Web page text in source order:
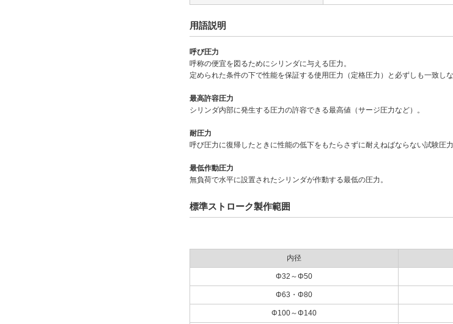
用語説明
呼び圧力
呼称の便宜を図るためにシリンダに与える圧力。
定められた条件の下で性能を保証する使用圧力（定格圧力）と必ずしも一致しな
最高許容圧力
シリンダ内部に発生する圧力の許容できる最高値（サージ圧力など）。
耐圧力
呼び圧力に復帰したときに性能の低下をもたらさずに耐えねばならない試験圧力
最低作動圧力
無負荷で水平に設置されたシリンダが作動する最低の圧力。
標準ストローク製作範囲
内径
Φ32～Φ50
Φ63・Φ80
Φ100～Φ140